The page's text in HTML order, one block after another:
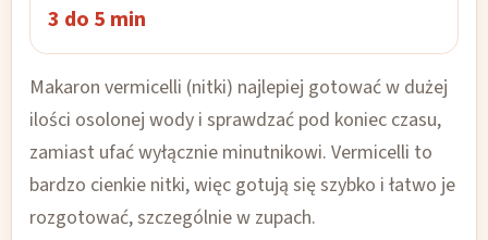
3 do 5 min
Makaron vermicelli (nitki) najlepiej gotować w dużej
ilości osolonej wody i sprawdzać pod koniec czasu,
zamiast ufać wyłącznie minutnikowi. Vermicelli to
bardzo cienkie nitki, więc gotują się szybko i łatwo je
rozgotować, szczególnie w zupach.